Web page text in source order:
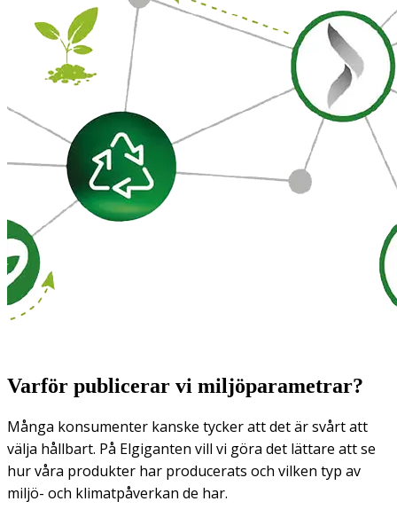
Varför publicerar vi miljöparametrar?
Många konsumenter kanske tycker att det är svårt att
välja hållbart. På Elgiganten vill vi göra det lättare att se
hur våra produkter har producerats och vilken typ av
miljö- och klimatpåverkan de har.